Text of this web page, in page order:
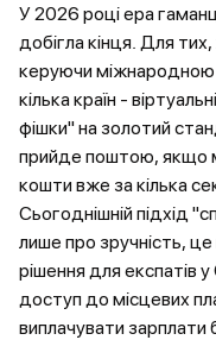
У 2026 році ера
добігла кінця. Для
керуючи
кілька країн -
фішки" на золотий
прийде поштою, якщо
кошти вже за кілька
Сьогоднішній підхід
лише про зручність,
рішення для експатів
доступ до місцевих
виплачувати зарплати